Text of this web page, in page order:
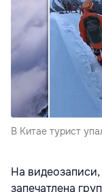
В Китае турист
На
запечатлена